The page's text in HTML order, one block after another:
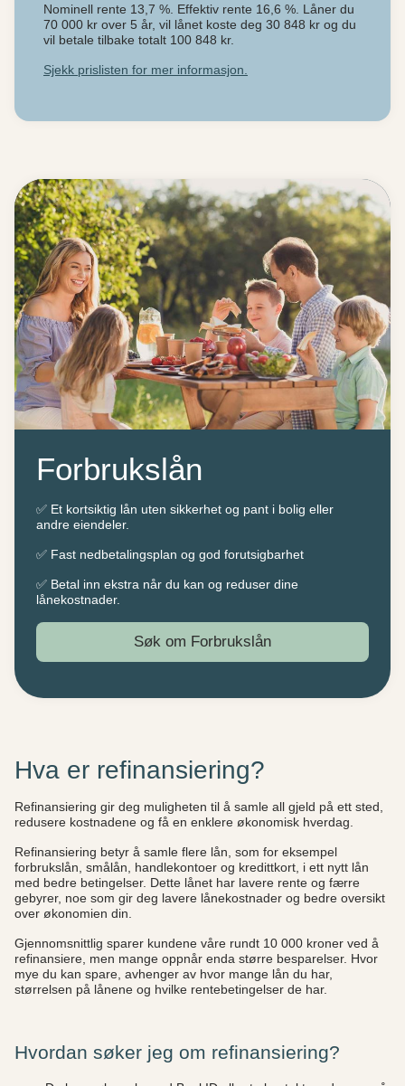
Nominell rente 13,7 %. Effektiv rente 16,6 %. Låner du
70 000 kr over 5 år, vil lånet koste deg 30 848 kr og du
vil betale tilbake totalt 100 848 kr.
Sjekk prislisten for mer informasjon.
Forbrukslån
✅ Et kortsiktig lån uten sikkerhet og pant i bolig eller
andre eiendeler.
✅ Fast nedbetalingsplan og god forutsigbarhet
✅ Betal inn ekstra når du kan og reduser dine
lånekostnader.
Søk om Forbrukslån
Hva er refinansiering?
Refinansiering gir deg muligheten til å samle all gjeld på ett sted,
redusere kostnadene og få en enklere økonomisk hverdag.
Refinansiering betyr å samle flere lån, som for eksempel
forbrukslån, smålån, handlekontoer og kredittkort, i ett nytt lån
med bedre betingelser. Dette lånet har lavere rente og færre
gebyrer, noe som gir deg lavere lånekostnader og bedre oversikt
over økonomien din.
Gjennomsnittlig sparer kundene våre rundt 10 000 kroner ved å
refinansiere, men mange oppnår enda større besparelser. Hvor
mye du kan spare, avhenger av hvor mange lån du har,
størrelsen på lånene og hvilke rentebetingelser de har.
Hvordan søker jeg om refinansiering?